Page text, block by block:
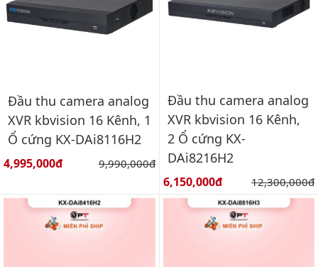
Đầu thu camera analog
XVR kbvision 16 Kênh, 1
Ổ cứng KX-DAi8116H2
Giá bán:
4,995,000đ Giá gốc:
9,990,000đ
Đầu thu camera analog
XVR kbvision 16 Kênh,
2 Ổ cứng KX-
DAi8216H2
Giá bán:
6,150,000đ Giá gốc:
12,300,000đ